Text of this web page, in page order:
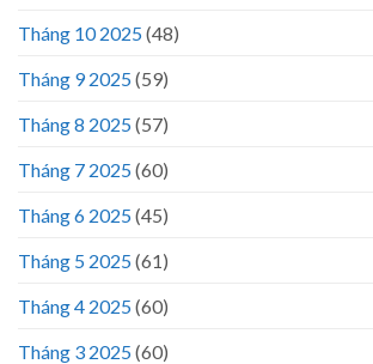
Tháng 10 2025(48)
Tháng 9 2025(59)
Tháng 8 2025(57)
Tháng 7 2025(60)
Tháng 6 2025(45)
Tháng 5 2025(61)
Tháng 4 2025(60)
Tháng 3 2025(60)